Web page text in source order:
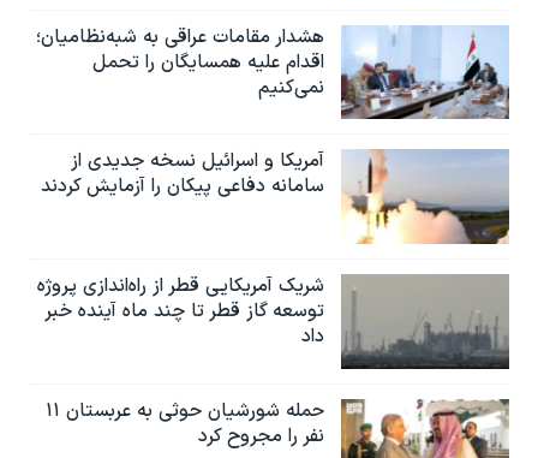
هشدار مقامات عراقی به شبه‌نظامیان؛
اقدام علیه همسایگان را تحمل
نمی‌کنیم
آمریکا و اسرائیل نسخه جدیدی از
سامانه دفاعی پیکان را آزمایش کردند
شریک آمریکایی قطر از راه‌اندازی پروژه
توسعه گاز قطر تا چند ماه آینده خبر
داد
حمله شورشیان حوثی به عربستان ۱۱
نفر را مجروح کرد